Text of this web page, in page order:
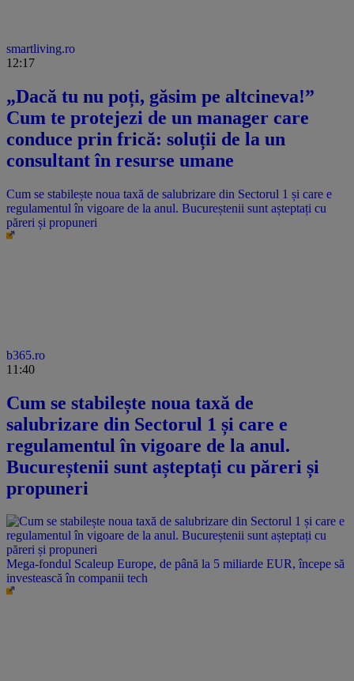
smartliving.ro
12:17
„Dacă tu nu poți, găsim pe altcineva!”
Cum te protejezi de un manager care
conduce prin frică: soluții de la un
consultant în resurse umane
Cum se stabilește noua taxă de salubrizare din Sectorul 1 și care e
regulamentul în vigoare de la anul. Bucureștenii sunt așteptați cu
păreri și propuneri
b365.ro
11:40
Cum se stabilește noua taxă de
salubrizare din Sectorul 1 și care e
regulamentul în vigoare de la anul.
Bucureștenii sunt așteptați cu păreri și
propuneri
Mega-fondul Scaleup Europe, de până la 5 miliarde EUR, începe să
investească în companii tech